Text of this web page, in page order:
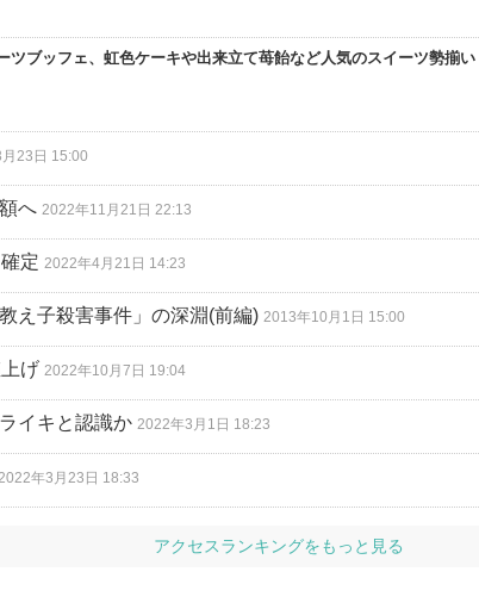
ツブッフェ、虹色ケーキや出来立て苺飴など人気のスイーツ勢揃い
23日 15:00
へ 2022年11月21日 22:13
定 2022年4月21日 14:23
え子殺害事件」の深淵(前編) 2013年10月1日 15:00
げ 2022年10月7日 19:04
イキと認識か 2022年3月1日 18:23
年3月23日 18:33
アクセスランキングをもっと見る